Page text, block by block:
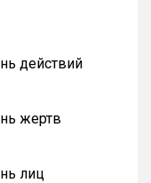
действий
жертв
лиц